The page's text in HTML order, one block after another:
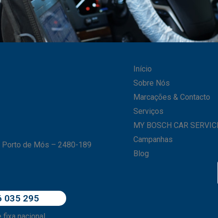
Porto de Mós – 2480-189
035 295
Início
Sobre Nós
Marcações & Contacto
Serviços
MY BOSCH CAR
Campanhas
Blog